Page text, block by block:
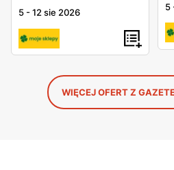
5 -12 sie 2026
5
WIĘCEJ OFERT Z